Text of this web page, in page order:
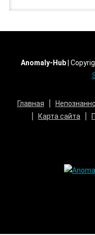
Anomaly-Hub
Главная
Карта сайта